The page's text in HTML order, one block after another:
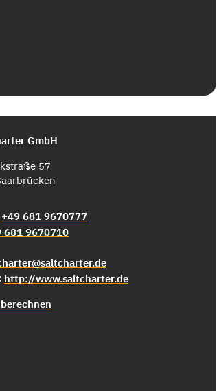
GmbH
57
+49 681 9670777
681 9670710
http://www.saltcharter.de